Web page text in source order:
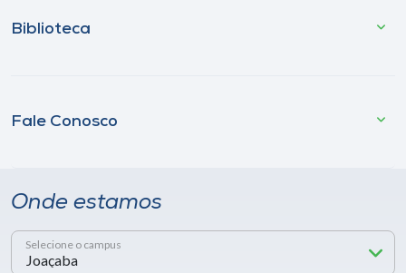
Biblioteca
Fale Conosco
Onde estamos
Selecione o campus